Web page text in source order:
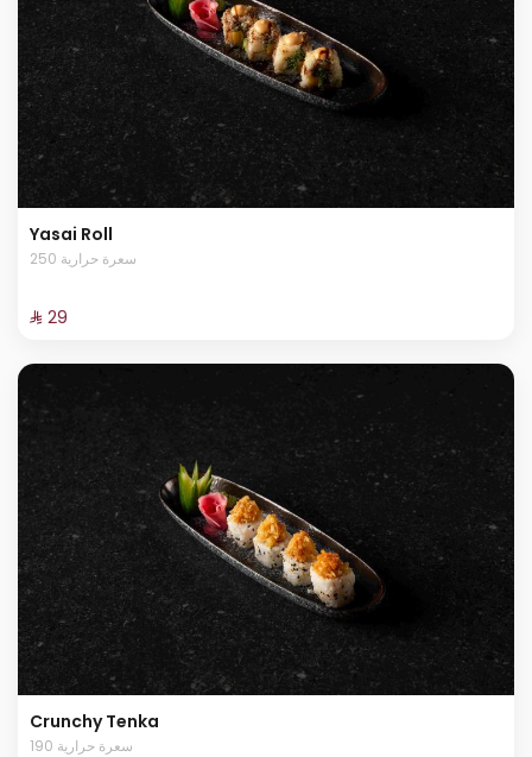
Yasai Roll
250 سعرة حرارية
⁨⁦‪‬ 29⁩
Crunchy Tenka
190 سعرة حرارية